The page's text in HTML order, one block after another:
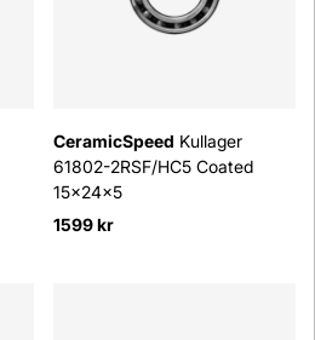
CeramicSpeed Kullager
61802-2RSF/HC5 Coated
15x24x5
1599 kr